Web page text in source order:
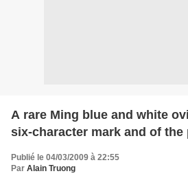
A rare Ming blue and white
six-character mark and of the
Publié le 04/03/2009 à 22:55
Par Alain Truong